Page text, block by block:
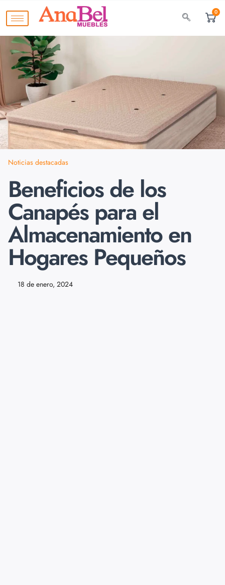
0
Noticias destacadas
Beneficios de los
Canapés para el
Almacenamiento en
Hogares Pequeños
18 de enero, 2024